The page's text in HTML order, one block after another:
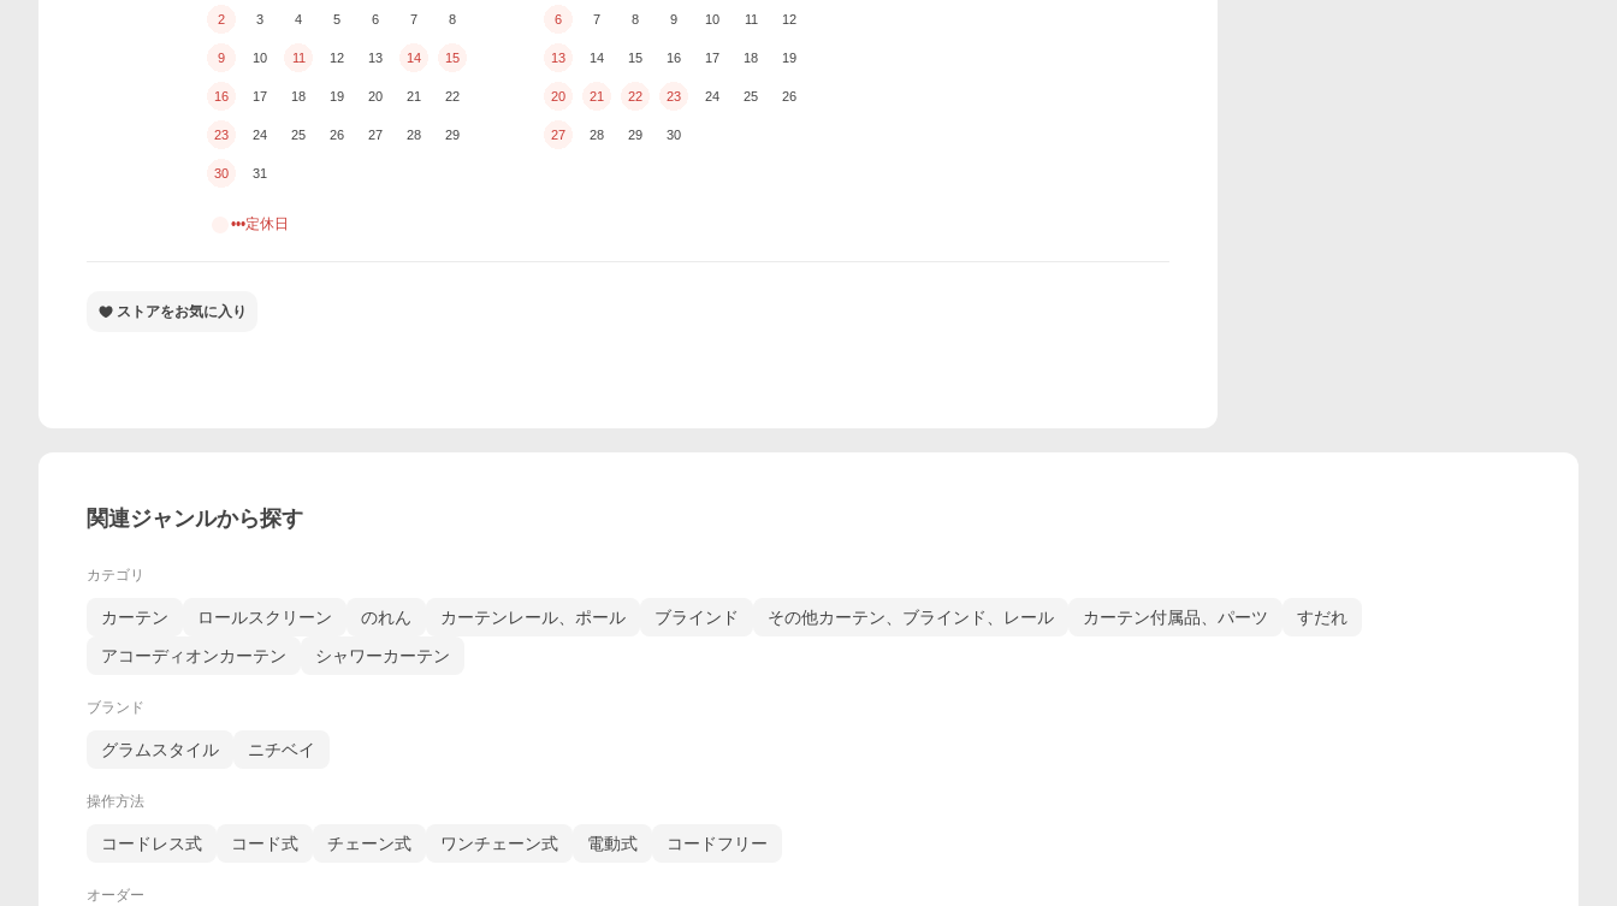
2 3 4 5 6 7 8
9 10 11 12 13 14 15
16 17 18 19 20 21 22
23 24 25 26 27 28 29
30 31
6 7 8 9 10 11 12
13 14 15 16 17 18 19
20 21 22 23 24 25 26
27 28 29 30
•••定休日
ストアをお気に入り
関連ジャンルから探す
カテゴリ
カーテン ロールスクリーン のれん カーテンレール、ポール ブラインド その他カーテン、ブラインド、レール カーテン付属品、パーツ
すだれ
アコーディオンカーテン
シャワーカーテン
ブランド
グラムスタイル ニチベイ
操作方法
コードレス式 コード式 チェーン式 ワンチェーン式 電動式 コードフリー
オーダー